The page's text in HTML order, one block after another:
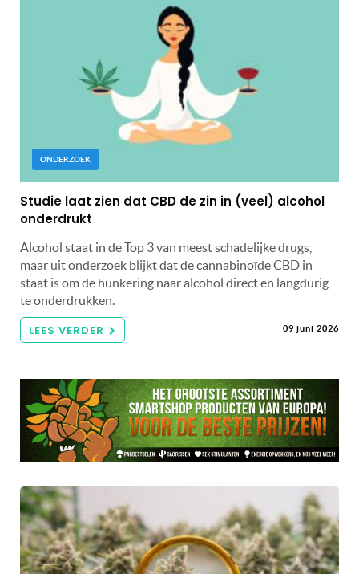
ONDERZOEK
Studie laat zien dat CBD de zin in (veel) alcohol
onderdrukt
Alcohol staat in de Top 3 van meest schadelijke drugs,
maar uit onderzoek blijkt dat de cannabinoïde CBD in
staat is om de hunkering naar alcohol direct en langdurig
te onderdrukken.
LEES VERDER 09 juni 2026